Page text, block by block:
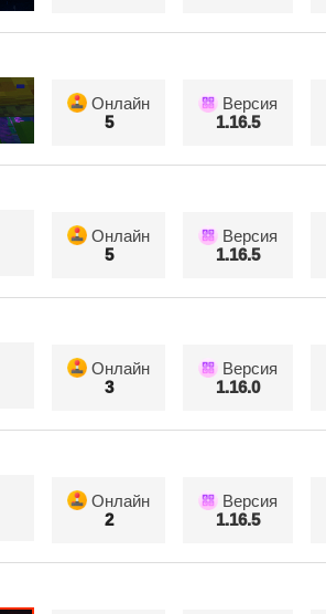
Онлайн
5
Версия
1.16.5
Онлайн
5
Версия
1.16.5
Онлайн
3
Версия
1.16.0
Онлайн
2
Версия
1.16.5